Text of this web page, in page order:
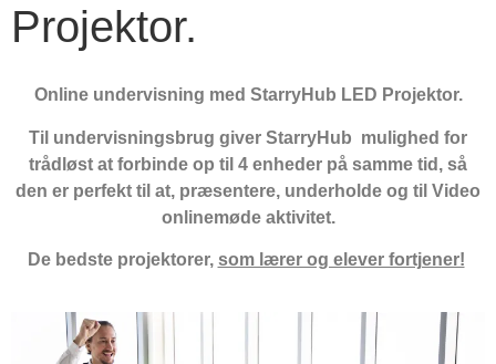
Projektor.
Online undervisning med StarryHub LED Projektor.
Til undervisningsbrug giver StarryHub mulighed for
trådløst at forbinde op til 4 enheder på samme tid, så
den er perfekt til at, præsentere, underholde og til Video
onlinemøde aktivitet.
De bedste projektorer, som lærer og elever fortjener!